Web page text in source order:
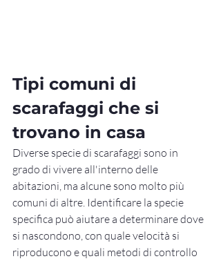
Tipi comuni di
scarafaggi che si
trovano in casa
Diverse specie di scarafaggi sono in
grado di vivere all'interno delle
abitazioni, ma alcune sono molto più
comuni di altre. Identificare la specie
specifica può aiutare a determinare dove
si nascondono, con quale velocità si
riproducono e quali metodi di controllo